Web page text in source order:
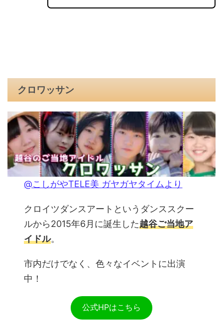
クロワッサン
@こしがやTELE美 ガヤガヤタイムより
クロイツダンスアートというダンススクー
ルから2015年6月に誕生した越谷ご当地ア
イドル。
市内だけでなく、色々なイベントに出演
中！
公式HPはこちら